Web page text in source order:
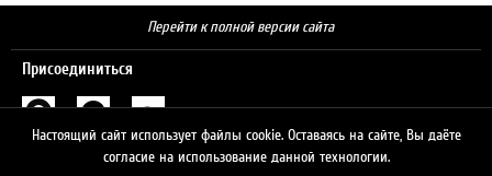
Перейти к полной версии сайта
Присоединиться
Настоящий сайт использует файлы cookie. Оставаясь на сайте, Вы даёте
согласие на использование данной технологии.